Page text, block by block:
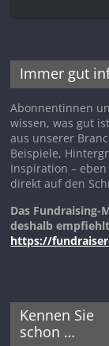
Immer gut
Abonnentinnen
wissen, was gut
aus unserer
Beispiele,
Inspiration –
direkt auf den
Das Fundraising-
deshalb
https://
Kennen Sie
schon …